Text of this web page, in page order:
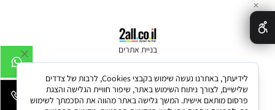
בניית אתרים
✕
לידיעתך, באתרנו נעשה שימוש בקבצי Cookies, לרבות של צדדים
שלישיים, לצורך ניתוח השימוש באתר, שיפור חוויית הגלישה והצגת
פרסום מותאם אישית. המשך גלישה באתר מהווה את הסכמתך לשימוש